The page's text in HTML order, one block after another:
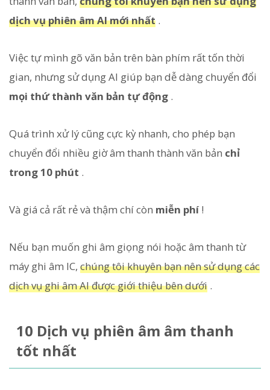
dịch vụ phiên âm AI mới nhất .
Việc tự mình gõ văn bản trên bàn phím rất tốn thời
gian, nhưng sử dụng AI giúp bạn dễ dàng chuyển đổi
mọi thứ thành văn bản tự động .
Quá trình xử lý cũng cực kỳ nhanh, cho phép bạn
chuyển đổi nhiều giờ âm thanh thành văn bản chỉ
trong 10 phút .
Và giá cả rất rẻ và thậm chí còn miễn phí!
Nếu bạn muốn ghi âm giọng nói hoặc âm thanh từ
máy ghi âm IC, chúng tôi khuyên bạn nên sử dụng các
dịch vụ ghi âm AI được giới thiệu bên dưới .
10 Dịch vụ phiên âm âm thanh
tốt nhất